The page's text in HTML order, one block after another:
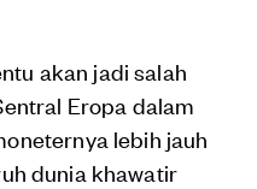
akan jadi salah
Eropa dalam
lebih jauh
dunia khawatir